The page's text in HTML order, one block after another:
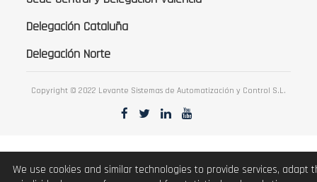
Delegación Cataluña
Delegación Norte
Copyright © 2022 Levante Sistemas de Automatización y Control S.L.
We use cookies and similar technologies to provide services, adapt